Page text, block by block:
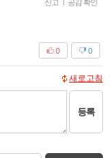
신고 | 공감 확인
0
0
새로고침
등록